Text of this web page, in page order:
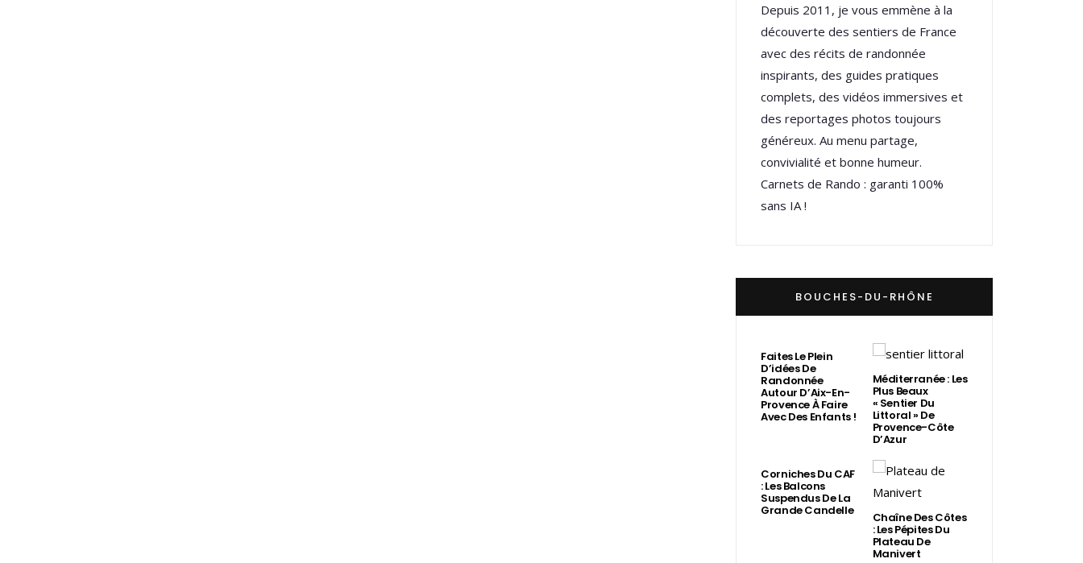
Depuis 2011, je vous emmène à la
découverte des sentiers de France
avec des récits de randonnée
inspirants, des guides pratiques
complets, des vidéos immersives et
des reportages photos toujours
généreux. Au menu partage,
convivialité et bonne humeur.
Carnets de Rando : garanti 100%
sans IA !
BOUCHES-DU-RHÔNE
Faites Le Plein
D’idées De
Randonnée
Autour D’Aix-En-
Provence À Faire
Avec Des Enfants !
Méditerranée : Les
Plus Beaux
« Sentier Du
Littoral » De
Provence-Côte
D’Azur
Corniches Du CAF
: Les Balcons
Suspendus De La
Grande Candelle Chaîne Des Côtes
: Les Pépites Du
Plateau De
Manivert